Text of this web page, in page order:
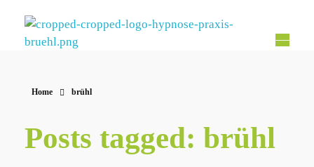
Home brühl
Posts tagged: brühl